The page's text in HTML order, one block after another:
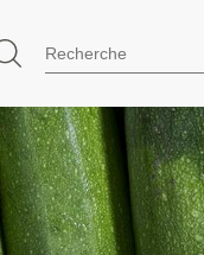
Rechercher